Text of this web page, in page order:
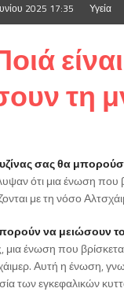
2025 17:35 Υγεία
τη
σας θα
ότι μια ένωση που
με τη νόσο
να μειώσουν
ένωση που
Αυτή η ένωση,
των εγκεφαλικών